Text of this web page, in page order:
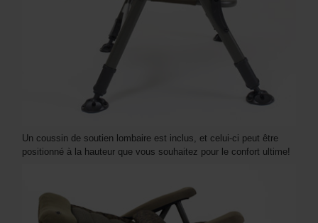
Un coussin de soutien lombaire est inclus, et celui-ci peut être
positionné à la hauteur que vous souhaitez pour le confort ultime!